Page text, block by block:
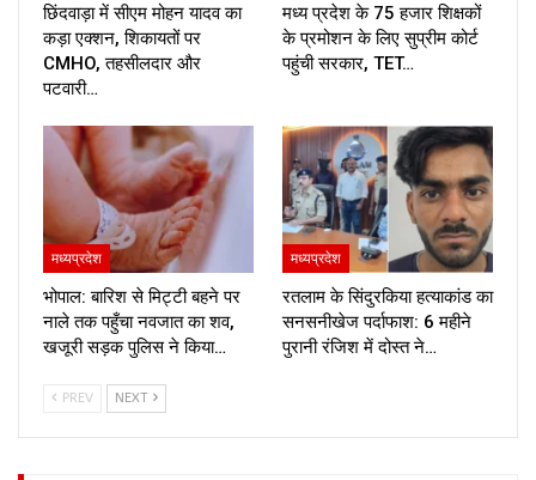
छिंदवाड़ा में सीएम मोहन यादव का
कड़ा एक्शन, शिकायतों पर
CMHO, तहसीलदार और
पटवारी…
मध्य प्रदेश के 75 हजार शिक्षकों
के प्रमोशन के लिए सुप्रीम कोर्ट
पहुंची सरकार, TET…
मध्यप्रदेश
भोपाल: बारिश से मिट्टी बहने पर
नाले तक पहुँचा नवजात का शव,
खजूरी सड़क पुलिस ने किया…
मध्यप्रदेश
रतलाम के सिंदुरकिया हत्याकांड का
सनसनीखेज पर्दाफाश: 6 महीने
पुरानी रंजिश में दोस्त ने…
PREV NEXT